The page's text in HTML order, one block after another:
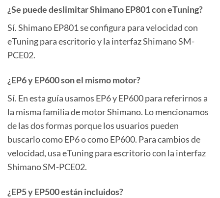
¿Se puede deslimitar Shimano EP801 con eTuning?
Sí. Shimano EP801 se configura para velocidad con
eTuning para escritorio y la interfaz Shimano SM-
PCE02.
¿EP6 y EP600 son el mismo motor?
Sí. En esta guía usamos EP6 y EP600 para referirnos a
la misma familia de motor Shimano. Lo mencionamos
de las dos formas porque los usuarios pueden
buscarlo como EP6 o como EP600. Para cambios de
velocidad, usa eTuning para escritorio con la interfaz
Shimano SM-PCE02.
¿EP5 y EP500 están incluidos?